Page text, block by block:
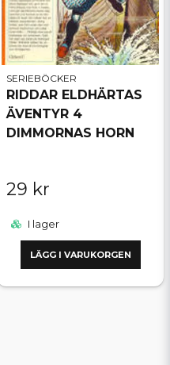
SERIEBÖCKER
RIDDAR ELDHÄRTAS
ÄVENTYR 4
DIMMORNAS HORN
29 kr
I lager
LÄGG I VARUKORGEN